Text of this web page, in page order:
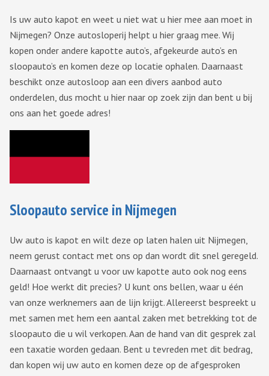
Is uw auto kapot en weet u niet wat u hier mee aan moet in
Nijmegen? Onze autosloperij helpt u hier graag mee. Wij
kopen onder andere kapotte auto’s, afgekeurde auto’s en
sloopauto’s en komen deze op locatie ophalen. Daarnaast
beschikt onze autosloop aan een divers aanbod auto
onderdelen, dus mocht u hier naar op zoek zijn dan bent u bij
ons aan het goede adres!
Sloopauto service in Nijmegen
Uw auto is kapot en wilt deze op laten halen uit Nijmegen,
neem gerust contact met ons op dan wordt dit snel geregeld.
Daarnaast ontvangt u voor uw kapotte auto ook nog eens
geld! Hoe werkt dit precies? U kunt ons bellen, waar u één
van onze werknemers aan de lijn krijgt. Allereerst bespreekt u
met samen met hem een aantal zaken met betrekking tot de
sloopauto die u wil verkopen. Aan de hand van dit gesprek zal
een taxatie worden gedaan. Bent u tevreden met dit bedrag,
dan kopen wij uw auto en komen deze op de afgesproken